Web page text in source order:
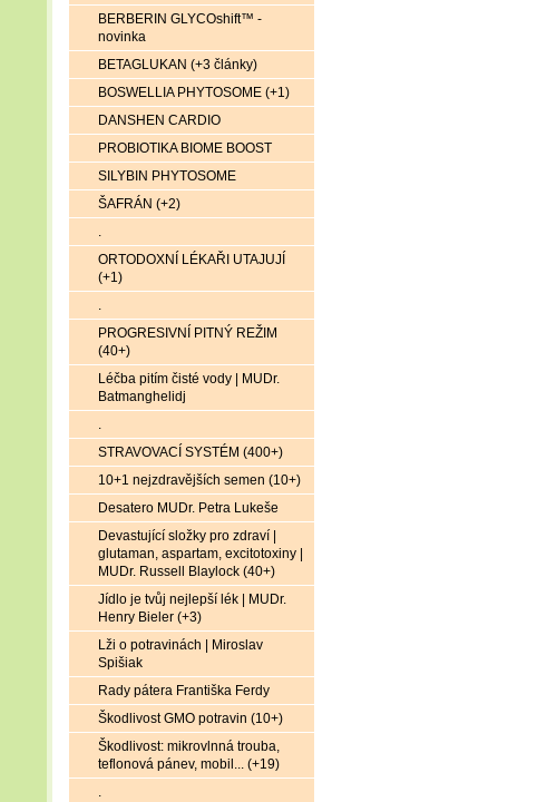
BERBERIN GLYCOshift™ -
novinka
BETAGLUKAN (+3 články)
BOSWELLIA PHYTOSOME (+1)
DANSHEN CARDIO
PROBIOTIKA BIOME BOOST
SILYBIN PHYTOSOME
ŠAFRÁN (+2)
.
ORTODOXNÍ LÉKAŘI UTAJUJÍ
(+1)
.
PROGRESIVNÍ PITNÝ REŽIM
(40+)
Léčba pitím čisté vody | MUDr.
Batmanghelidj
.
STRAVOVACÍ SYSTÉM (400+)
10+1 nejzdravějších semen (10+)
Desatero MUDr. Petra Lukeše
Devastující složky pro zdraví |
glutaman, aspartam, excitotoxiny |
MUDr. Russell Blaylock (40+)
Jídlo je tvůj nejlepší lék | MUDr.
Henry Bieler (+3)
Lži o potravinách | Miroslav
Spišiak
Rady pátera Františka Ferdy
Škodlivost GMO potravin (10+)
Škodlivost: mikrovlnná trouba,
teflonová pánev, mobil... (+19)
.